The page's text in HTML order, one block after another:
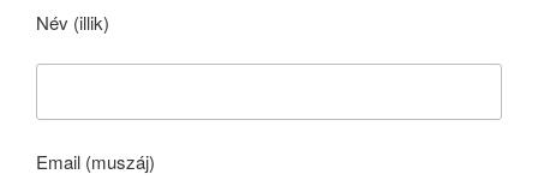
Név (illik)
Email (muszáj)